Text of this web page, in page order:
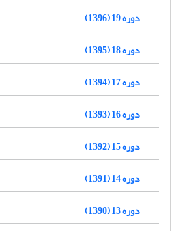
دوره 19 (1396)
دوره 18 (1395)
دوره 17 (1394)
دوره 16 (1393)
دوره 15 (1392)
دوره 14 (1391)
دوره 13 (1390)